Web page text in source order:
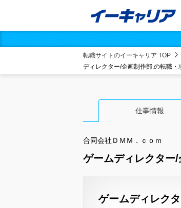
転職サイトのイーキャリア TOP
ディレクター/企画制作部.の転職・
仕事情報
合同会社ＤＭＭ．ｃｏｍ
ゲームディレクター
ゲームディレク